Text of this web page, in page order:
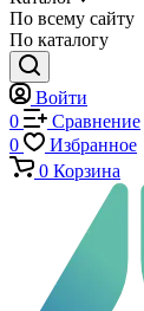
Копры
Оснастка и
Испытательные
Климатические
Механические
Аттестация
Калибровка
Каталог
По всему сайту
По каталогу